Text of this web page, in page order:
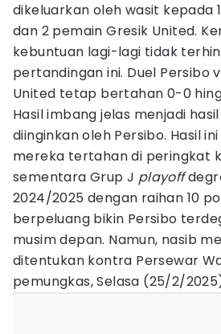
dikeluarkan oleh wasit kepada
dan 2 pemain Gresik United.
kebuntuan lagi-lagi tidak
pertandingan ini. Duel Persibo
United tetap bertahan 0-0
Hasil imbang jelas menjadi
diinginkan oleh Persibo. Hasil
mereka tertahan di peringkat
sementara Grup J playoff
2024/2025 dengan raihan 10
berpeluang bikin Persibo
musim depan. Namun, nasib
ditentukan kontra Persewar
pemungkas, Selasa (25/2/